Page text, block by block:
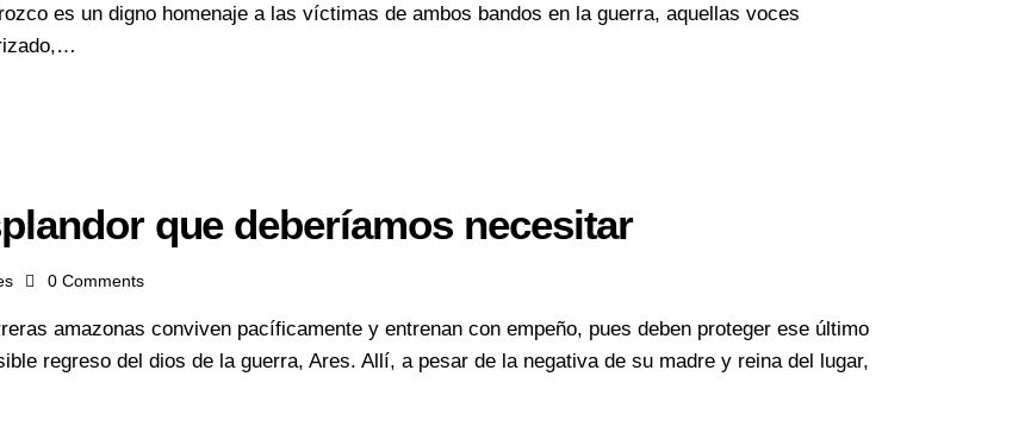
es un digno homenaje a las víctimas de ambos bandos en la guerra, aquellas voces
que deberíamos necesitar
0 Comments
amazonas conviven pacíficamente y entrenan con empeño, pues deben proteger ese último
regreso del dios de la guerra, Ares. Allí, a pesar de la negativa de su madre y reina del lugar,